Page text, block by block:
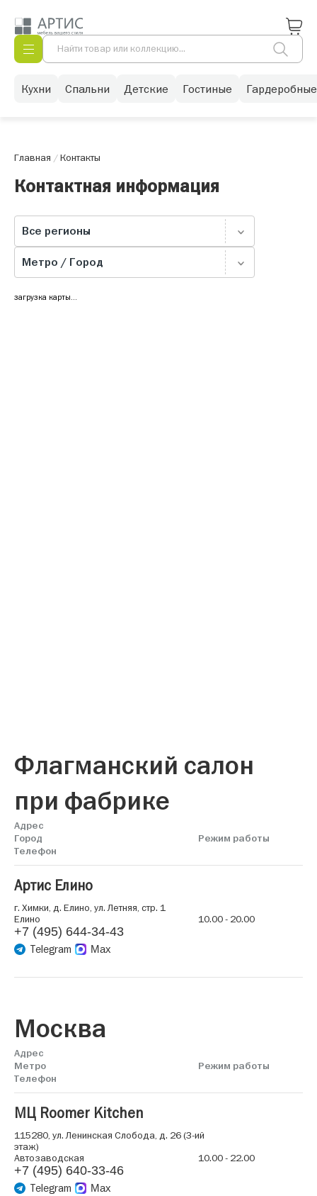
Кухни Спальни Детские Гостиные Гардеробные
Главная /Контакты
Контактная информация
Все регионы
Метро / Город
загрузка карты...
Флагманский салон
при фабрике
Адрес
Город
Режим работы
Телефон
Артис Елино
г. Химки, д. Елино, ул. Летняя, стр. 1
Елино
10.00 - 20.00
+7 (495) 644-34-43
Telegram Max
Москва
Адрес
Метро
Режим работы
Телефон
МЦ Roomer Kitchen
115280, ул. Ленинская Слобода, д. 26 (3-ий
этаж)
Автозаводская
10.00 - 22.00
+7 (495) 640-33-46
Telegram Max